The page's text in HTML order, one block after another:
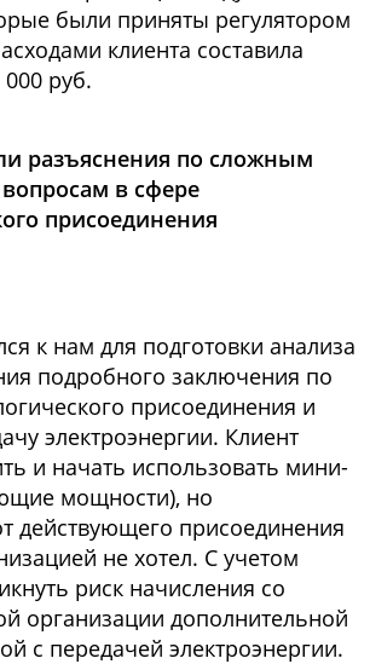
были приняты регулятором
клиента составила
руб.
разъяснения по сложным
в сфере
присоединения
к нам для подготовки анализа
подробного заключения по
присоединения и
электроэнергии. Клиент
и начать использовать мини-
мощности), но
действующего присоединения
не хотел. С учетом
риск начисления со
организации дополнительной
с передачей электроэнергии.